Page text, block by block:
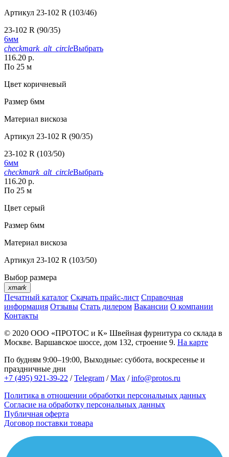
Артикул 23-102 R (103/46)
23-102 R (90/35)
6мм
checkmark_alt_circleВыбрать
116.20 р.
По 25 м
Цвет коричневый
Размер 6мм
Материал вискоза
Артикул 23-102 R (90/35)
23-102 R (103/50)
6мм
checkmark_alt_circleВыбрать
116.20 р.
По 25 м
Цвет серый
Размер 6мм
Материал вискоза
Артикул 23-102 R (103/50)
Выбор размера
xmark
Печатный каталог Скачать прайс-лист Справочная
информация Отзывы Стать дилером Вакансии О компании
Контакты
© 2020 ООО «ПРОТОС и К» Швейная фурнитура со склада в
Москве. Варшавское шоссе, дом 132, строение 9. На карте
По будням 9:00–19:00, Выходные: суббота, воскресенье и
праздничные дни
+7 (495) 921-39-22 /Telegram /Max /info@protos.ru
Политика в отношении обработки персональных данных
Согласие на обработку персональных данных
Публичная оферта
Договор поставки товара